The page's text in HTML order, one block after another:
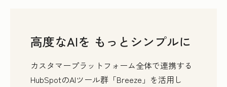
高度なAIを もっとシンプルに
カスタマープラットフォーム全体で連携する
HubSpotのAIツール群「Breeze」を活用し